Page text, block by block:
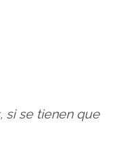
si se tienen que